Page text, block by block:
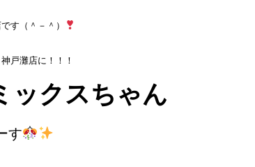
す（＾－＾）
戸灘店に！！！
ックスちゃん
す